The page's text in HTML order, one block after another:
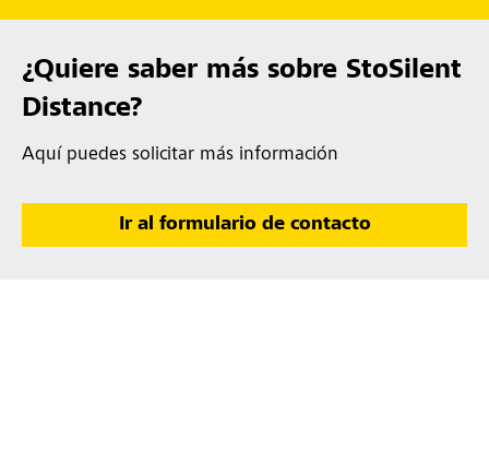
¿Quiere saber más sobre StoSilent
Distance?
Aquí puedes solicitar más información
Ir al formulario de contacto